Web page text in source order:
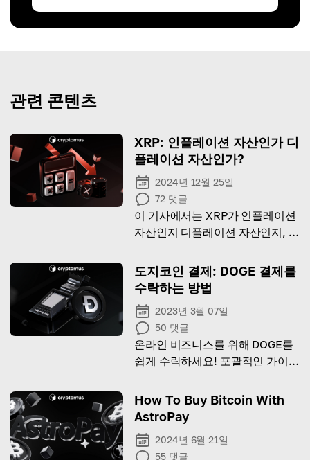
관련 콘텐츠
XRP: 인플레이션 자산인가 디
플레이션 자산인가?
2024년 12월 25일
72 댓글
이 기사에서는 XRP가 인플레이션
자산인지 디플레이션 자산인지, 그
미치는지 설명합니다.
도지코인 결제: DOGE 결제를
수락하는 방법
2023년 3월 07일
50 댓글
온라인 비즈니스를 위해 DOGE를
쉽게 수락하세요! 포괄적인 가이드
How To Buy Bitcoin With
AstroPay
2024년 6월 21일
55 댓글